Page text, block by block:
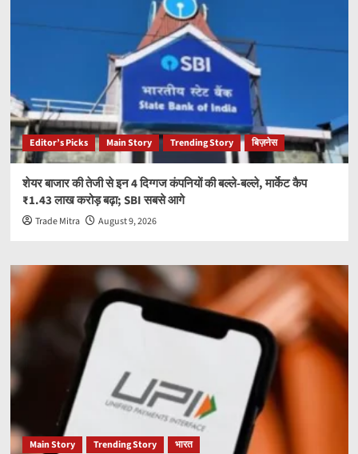
Editor’s Picks Main Story Trending Story बिज़नेस
शेयर बाजार की तेजी से इन 4 दिग्गज कंपनियों की बल्ले-बल्ले, मार्केट कैप
₹1.43 लाख करोड़ बढ़ा; SBI सबसे आगे
Trade Mitra August 9, 2026
Main Story Trending Story भारत